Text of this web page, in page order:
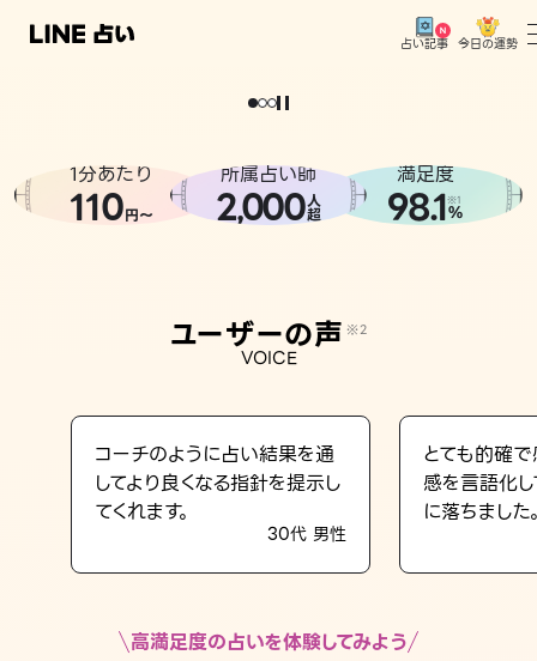
占い記事 今日の運勢
相談事例
LINE占いを開く
※LINEアプリ内のサービスページへ遷移します
どうせなら
。
1分あたり
110円〜
所属占い師
2,000人
超
満足度
98.1※1
%
ユーザーの声 ※2
VOICE
コーチのように占い結果を通
してより良くなる指針を提示し
てくれます。
30代 男性
とても的確
感を言語化
に落ちました
高満足度の占いを体験してみよう